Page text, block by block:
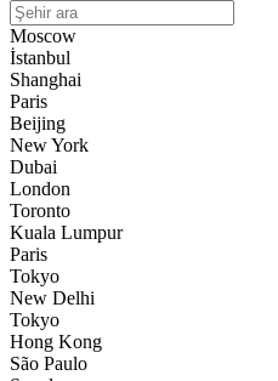
Moscow
İstanbul
Shanghai
Paris
Beijing
New York
Dubai
London
Toronto
Kuala Lumpur
Paris
Tokyo
New Delhi
Tokyo
Hong Kong
São Paulo